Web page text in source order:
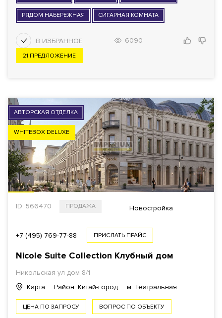
РЯДОМ НАБЕРЕЖНАЯ СИГАРНАЯ КОМНАТА
6090
21 ПРЕДЛОЖЕНИЕ
АВТОРСКАЯ ОТДЕЛКА
WHITEBOX DELUXE
ID: 566470 ПРОДАЖА Новостройка
+7 (495) 769-77-88 ПРИСЛАТЬ ПРАЙС
Nicole Suite Collection Клубный дом
Никольская ул дом 8/1
Карта
Район: Китай-город м. Театральная
ЦЕНА ПО ЗАПРОСУ ВОПРОС ПО ОБЪЕКТУ